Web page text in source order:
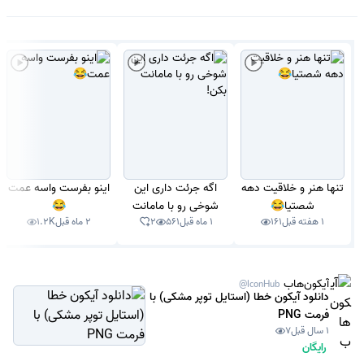
تنها هنر و خلاقیت دهه
شصتیا😂
1 هفته قبل 161
اگه جرئت داری این
شوخی رو با مامانت
بکن!
1 ماه قبل 561
2
اینو بفرست واسه عمت
😂
2 ماه قبل 1.2K
آیکون‌هاب @IconHub
دانلود آیکون خطا (استایل توپر مشکی) با
فرمت PNG
1 سال قبل 7
رایگان